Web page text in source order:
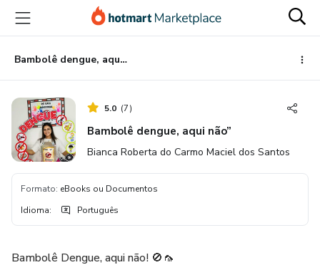
para
conteúdo
principal
para
pagamento
para
rodapé
Bambolê dengue, aqui não”
5.0 (7)
Bambolê dengue, aqui não”
Bianca Roberta do Carmo Maciel dos Santos
Formato: eBooks ou Documentos
Idioma: Português
Bambolê Dengue, aqui não! 🚫🦟